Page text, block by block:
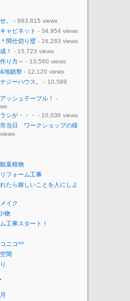
。
- 683,815 views
ャビネット - 34,954 views
間仕切り壁 - 16,283 views
！
- 15,723 views
り方～ - 13,560 views
地鎮祭 - 12,120 views
ジーハウス。
- 10,589
ッシュテーブル！
-
シが・・・
- 10,036 views
市当日 ワークショップの様
葉植物
フォーム工事
たら嬉しいことを人にしよ
イク
物
工事スタート！
ニコ^^
間